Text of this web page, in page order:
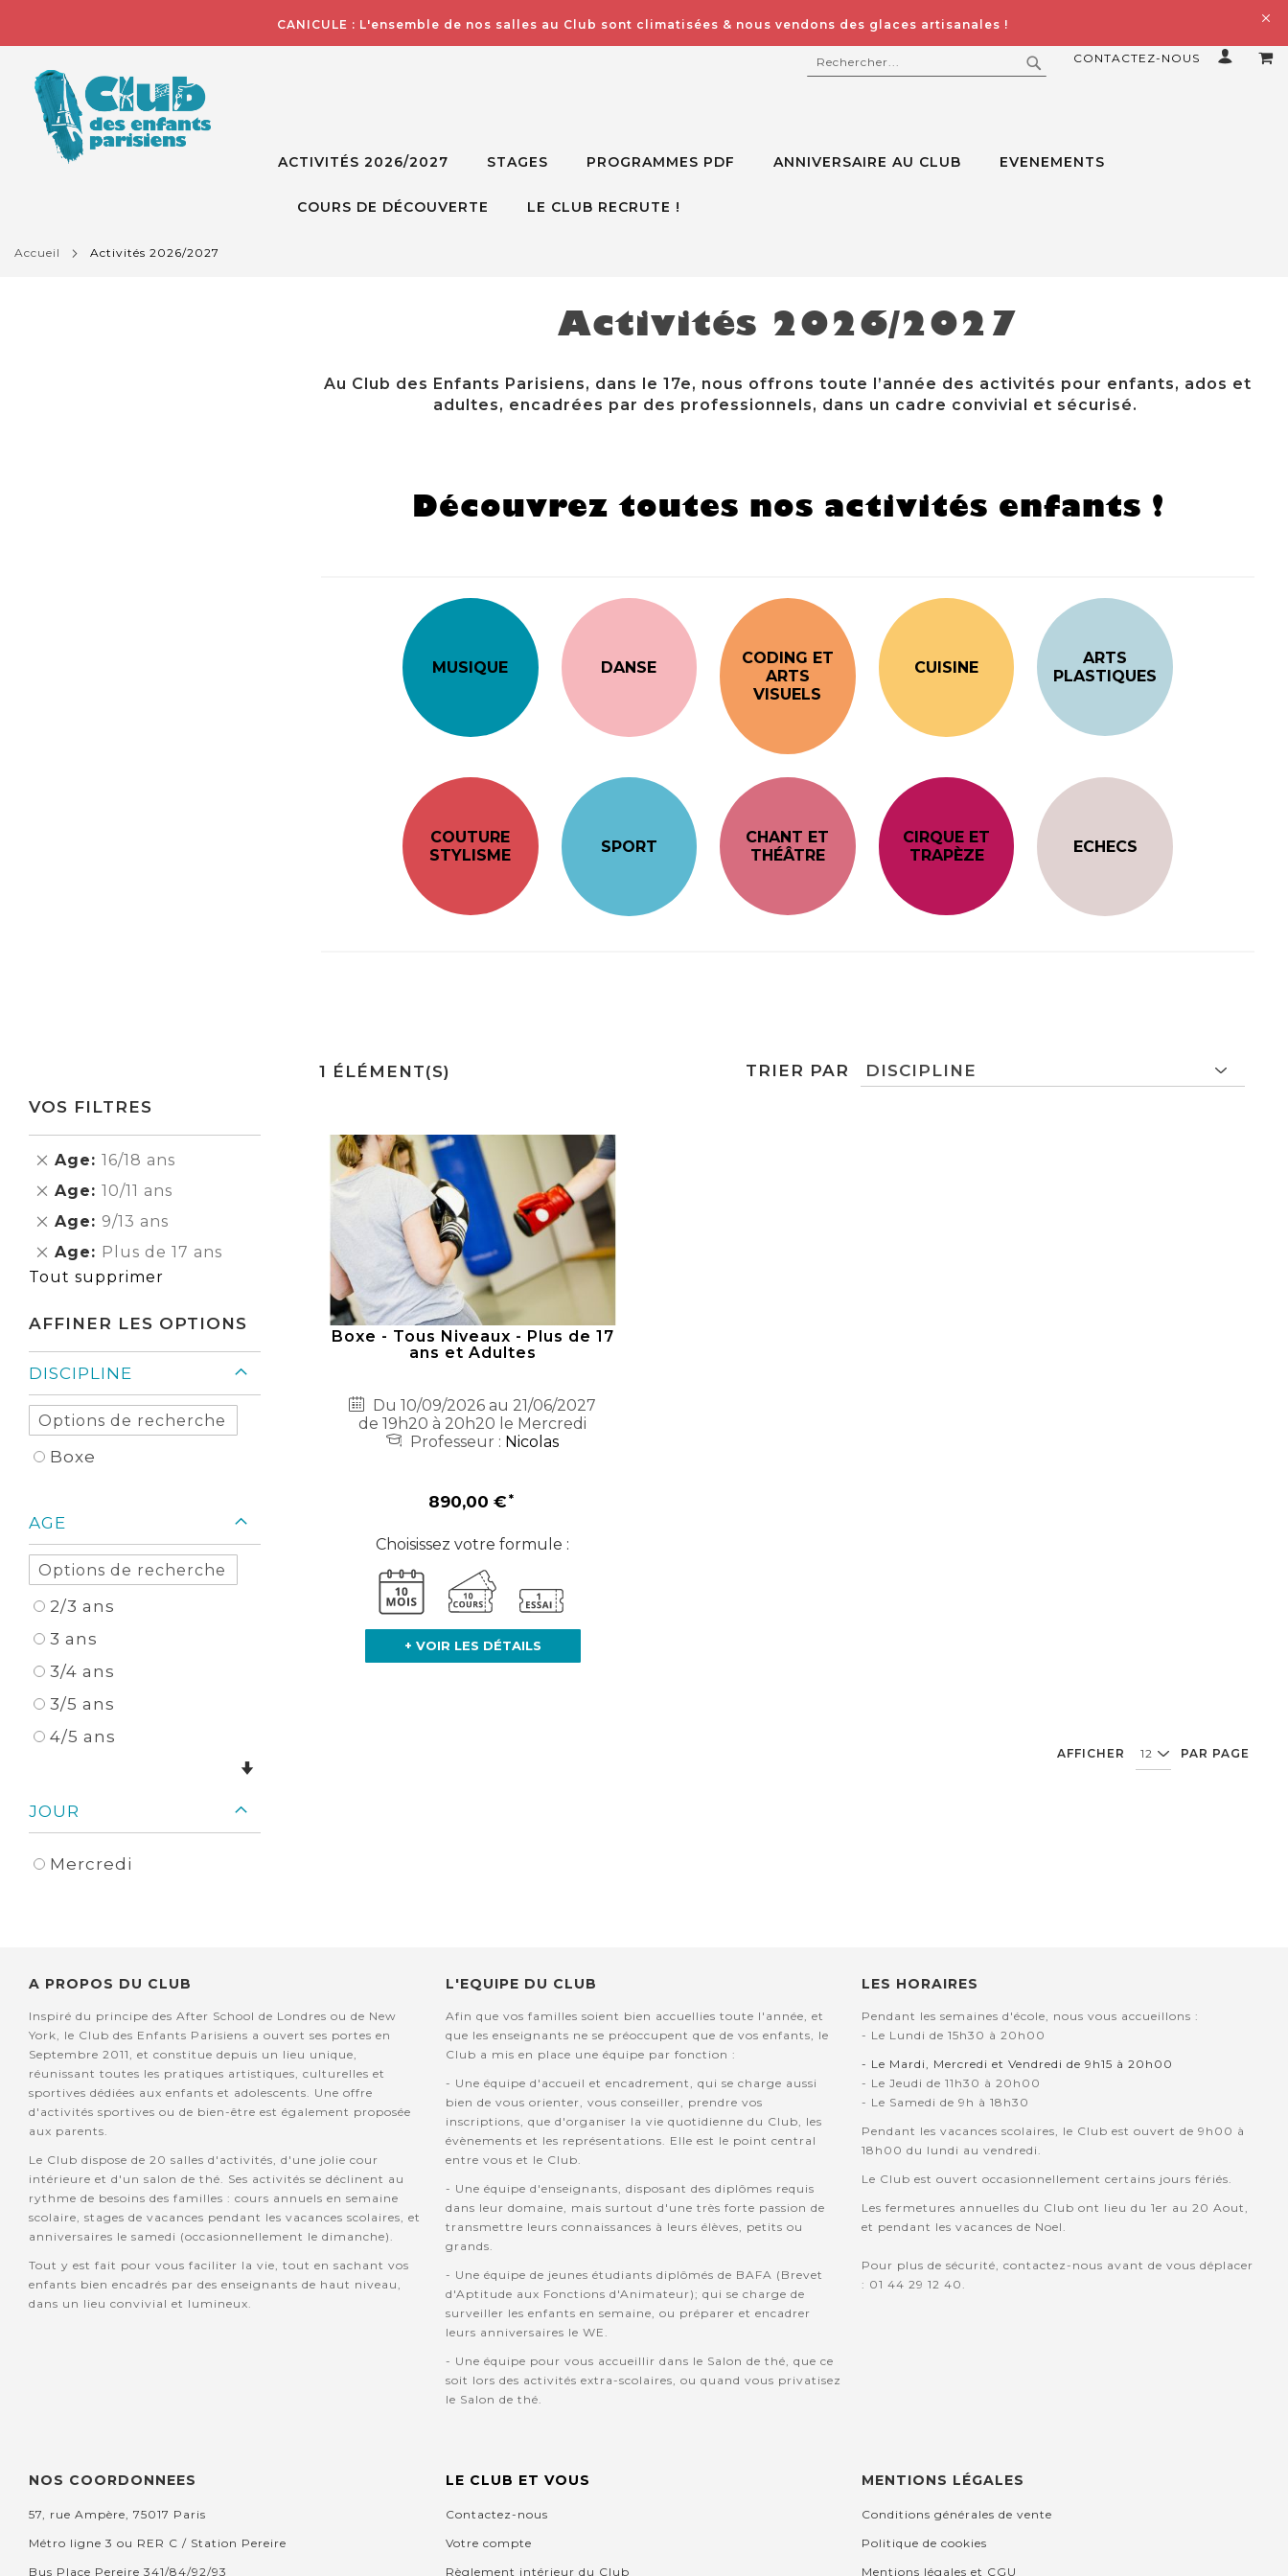
CANICULE : L'ensemble de nos salles au Club sont climatisées & nous vendons des glaces artisanales !
CONTACTEZ-NOUS
RECHERCHER
ACTIVITÉS 2026/2027 STAGES PROGRAMMES PDF ANNIVERSAIRE AU CLUB EVENEMENTS
COURS DE DÉCOUVERTE LE CLUB RECRUTE !
accueil activités 2026/2027
Activités 2026/2027
Au Club des Enfants Parisiens, dans le 17e, nous offrons toute l’année des activités pour enfants, ados et
adultes, encadrées par des professionnels, dans un cadre convivial et sécurisé.
Découvrez toutes nos activités enfants !
MUSIQUE DANSE
CODING ET
ARTS
VISUELS
CUISINE
ARTS
PLASTIQUES
COUTURE
STYLISME
SPORT
CHANT ET
THÉÂTRE
CIRQUE ET
TRAPÈZE
ECHECS
1 ÉLÉMENT(S) TRIER PAR
Boxe - Tous Niveaux - Plus de 17
ans et Adultes
Du 10/09/2026 au 21/06/2027
de 19h20 à 20h20 le Mercredi
Professeur : Nicolas
890,00 €
Choisissez votre formule :
+ VOIR LES DÉTAILS
AFFICHER PAR PAGE
VOS FILTRES
Age 16/18 ans
Supprimer
Élément
Age 10/11 ans
Supprimer
Élément
Age 9/13 ans
Supprimer
Élément
Age Plus de 17 ans
Supprimer
cet
Tout supprimer
AFFINER LES OPTIONS
DISCIPLINE
Boxe
AGE
2/3 ans
3 ans
3/4 ans
3/5 ans
4/5 ans
JOUR
Mercredi
A PROPOS DU CLUB
Inspiré du principe des After School de Londres ou de New
York, le Club des Enfants Parisiens a ouvert ses portes en
Septembre 2011, et constitue depuis un lieu unique,
réunissant toutes les pratiques artistiques, culturelles et
sportives dédiées aux enfants et adolescents. Une offre
d'activités sportives ou de bien-être est également proposée
aux parents.
Le Club dispose de 20 salles d'activités, d'une jolie cour
intérieure et d'un salon de thé. Ses activités se déclinent au
rythme de besoins des familles : cours annuels en semaine
scolaire, stages de vacances pendant les vacances scolaires, et
anniversaires le samedi (occasionnellement le dimanche).
Tout y est fait pour vous faciliter la vie, tout en sachant vos
enfants bien encadrés par des enseignants de haut niveau,
dans un lieu convivial et lumineux.
L'EQUIPE DU CLUB
Afin que vos familles soient bien accuellies toute l'année, et
que les enseignants ne se préoccupent que de vos enfants, le
Club a mis en place une équipe par fonction :
- Une équipe d'accueil et encadrement, qui se charge aussi
bien de vous orienter, vous conseiller, prendre vos
inscriptions, que d'organiser la vie quotidienne du Club, les
évènements et les représentations. Elle est le point central
entre vous et le Club.
- Une équipe d'enseignants, disposant des diplômes requis
dans leur domaine, mais surtout d'une très forte passion de
transmettre leurs connaissances à leurs élèves, petits ou
grands.
- Une équipe de jeunes étudiants diplômés de BAFA (Brevet
d'Aptitude aux Fonctions d'Animateur); qui se charge de
surveiller les enfants en semaine, ou préparer et encadrer
leurs anniversaires le WE.
- Une équipe pour vous accueillir dans le Salon de thé, que ce
soit lors des activités extra-scolaires, ou quand vous privatisez
le Salon de thé.
LES HORAIRES
Pendant les semaines d'école, nous vous accueillons :
- Le Lundi de 15h30 à 20h00
- Le Mardi, Mercredi et Vendredi de 9h15 à 20h00
- Le Jeudi de 11h30 à 20h00
- Le Samedi de 9h à 18h30
Pendant les vacances scolaires, le Club est ouvert de 9h00 à
18h00 du lundi au vendredi.
Le Club est ouvert occasionnellement certains jours fériés.
Les fermetures annuelles du Club ont lieu du 1er au 20 Aout,
et pendant les vacances de Noel.
Pour plus de sécurité, contactez-nous avant de vous déplacer
: 01 44 29 12 40.
NOS COORDONNEES
57, rue Ampère, 75017 Paris
Métro ligne 3 ou RER C / Station Pereire
Bus Place Pereire 341/84/92/93
LE CLUB ET VOUS
Contactez-nous
Votre compte
Règlement intérieur du Club
MENTIONS LÉGALES
Conditions générales de vente
Politique de cookies
Mentions légales et CGU